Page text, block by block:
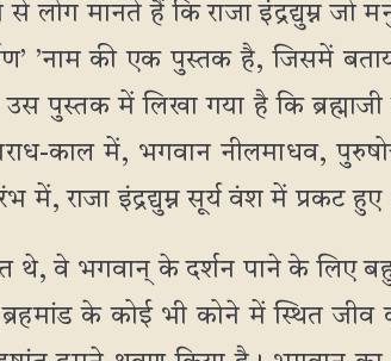
मानते हैं कि राजा इंद्रद्युम्न जो
’नाम की एक पुस्तक है, जिसमें
पुस्तक में लिखा गया है कि ब्रह्माजी
काल में, भगवान नीलमाधव,
राजा इंद्रद्युम्न सूर्य वंश में प्रकट
वे भगवान् के दर्शन पाने के लिए
के कोई भी कोने में स्थित जीव